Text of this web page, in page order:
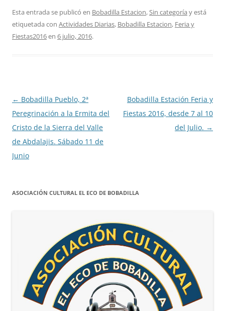
Esta entrada se publicó en Bobadilla Estacion,Sin categoría y está
etiquetada con Actividades Diarias, Bobadilla Estacion, Feria y
Fiestas2016en 6 julio, 2016.
Navegación
de
entradas
← Bobadilla Pueblo, 2ª
Peregrinación a la Ermita del
Cristo de la Sierra del Valle
de Abdalajis. Sábado 11 de
Junio
Bobadilla Estación Feria y
Fiestas 2016, desde 7 al 10
del Julio. →
ASOCIACIÓN CULTURAL EL ECO DE BOBADILLA